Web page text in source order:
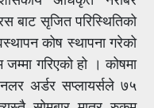
बाट सृजित परिस्थितिको
कोष स्थापना गरेको
गरिएको हो । कोषमा
अर्डर सप्लायर्सले ७५